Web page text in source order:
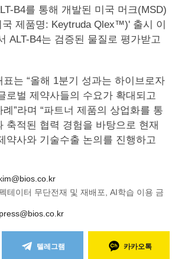
B4를 통해 개발된 미국 머크(MSD)
국 제품명: Keytruda Qlex™)' 출시 이
ALT-B4는 검증된 물질로 평가받고
는 “올해 1분기 성과는 하이브로자
로벌 제약사들의 수요가 확대되고
”라며 “파트너 제품의 상업화를 통
축적된 협력 경험을 바탕으로 현재
약사와 기술수출 논의를 진행하고
테이터 무단전재 및 재배포, AI학습 이용 금
press@bios.co.kr
텔레그램 카카오톡